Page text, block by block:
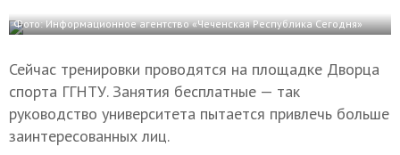
Фото: Информационное агентство «Чеченская Республика Сегодня»
Сейчас тренировки проводятся на площадке Дворца
спорта ГГНТУ. Занятия бесплатные — так
руководство университета пытается привлечь больше
заинтересованных лиц.